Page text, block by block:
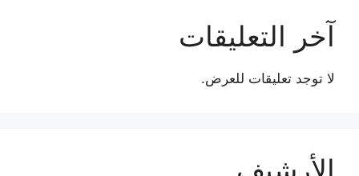
آخر التعليقات
لا توجد تعليقات للعرض.